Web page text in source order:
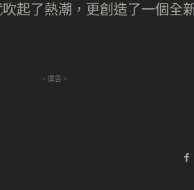
起了熱潮，更創造了一個全
- 廣告 -